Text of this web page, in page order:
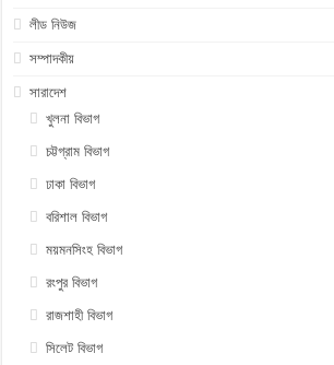
লীড নিউজ
সম্পাদকীয়
সারাদেশ
খুলনা বিভাগ
চট্টগ্রাম বিভাগ
ঢাকা বিভাগ
বরিশাল বিভাগ
ময়মনসিংহ বিভাগ
রংপুর বিভাগ
রাজশাহী বিভাগ
সিলেট বিভাগ